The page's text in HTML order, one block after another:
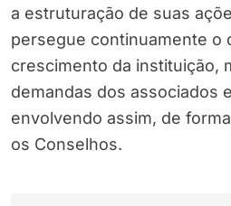
a estruturação de suas
persegue continuamente o
crescimento da instituição,
demandas dos associados
envolvendo assim, de
os Conselhos.